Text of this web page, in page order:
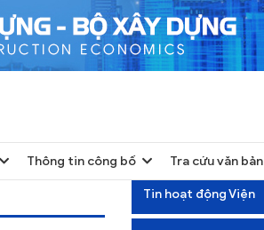
Thông tin công bố Tra cứu văn bản
Tin hoạt động Viện